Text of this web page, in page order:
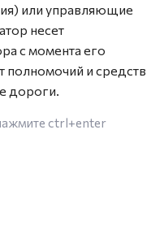
или управляющие
несет
с момента его
полномочий и средств
дороги.
ctrl+enter